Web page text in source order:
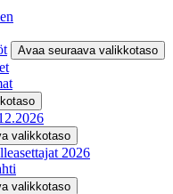
Avaa seuraava valikkotaso
valikkotaso
2026
valikkotaso